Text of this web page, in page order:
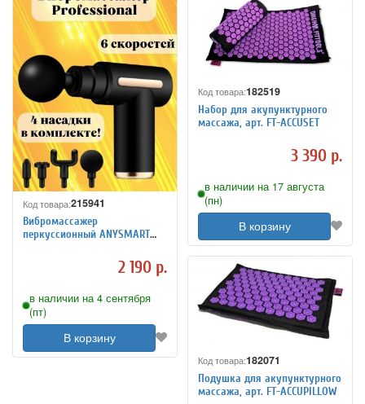
Код товара:215941
Вибромассажер
перкуссионный ANYSMART
2 190 р.
в наличии на 4 сентября
(пт)
В корзину
Код товара:182519
Набор для акупунктурного
массажа, арт. FT-ACCUSET
3 390 р.
в наличии на 17 августа
(пн)
В корзину
Код товара:182071
Подушка для акупунктурного
массажа, арт. FT-ACCUPILLOW